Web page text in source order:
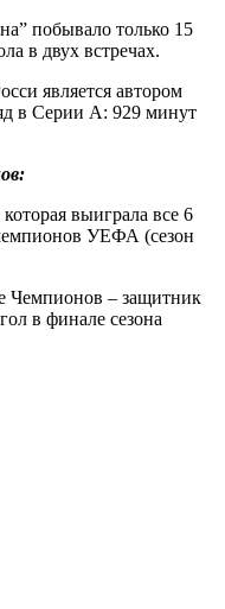
побывало только 15
в двух встречах.
является автором
в Серии А: 929 минут
выиграла все 6
УЕФА (сезон
Чемпионов – защитник
в финале сезона